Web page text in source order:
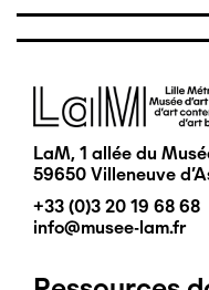
Image
LaM, 1 allée du
59650 Villeneuve
+33 (0)3 20 19 68 68
info@musee-lam.fr